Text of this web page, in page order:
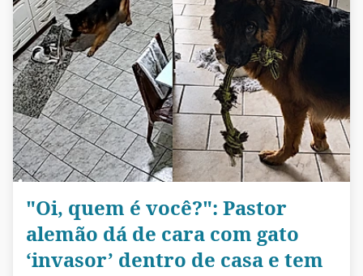
"Oi, quem é você?": Pastor
alemão dá de cara com gato
‘invasor’ dentro de casa e tem